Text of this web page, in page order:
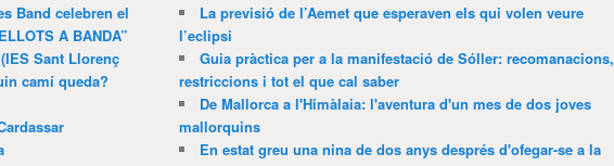
Band celebren el
A BANDA”
Sant Llorenç
camí queda?
La previsió de l’Aemet que esperaven els qui volen veure
l’eclipsi
Guia pràctica per a la manifestació de Sóller: recomanacions,
restriccions i tot el que cal saber
De Mallorca a l'Himàlaia: l'aventura d'un mes de dos joves
mallorquins
En estat greu una nina de dos anys després d'ofegar-se a la